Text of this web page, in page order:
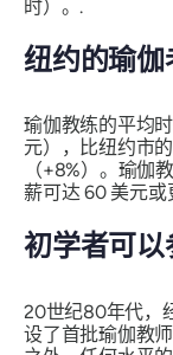
时）。.
纽约的瑜伽
瑜伽教练的平均
元），比纽约市
（+8%）。瑜伽
薪可达 60 美元或
初学者可以
20世纪80年代，
设了首批瑜伽教